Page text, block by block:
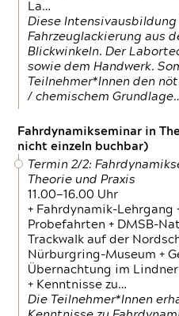
La…
Diese
Fahrzeuglackierung aus
Blickwinkeln. Der
sowie dem Handwerk.
Teilnehmer*Innen den
/ chemischem
Fahrdynamikseminar in
nicht einzeln buchbar)
Termin 2/2:
Theorie und Praxis
11.00—16.00 Uhr
+ Fahrdynamik-Lehrgang
Probefahrten + DMSB-
Trackwalk auf der
Nürburgring-Museum +
Übernachtung im
+ Kenntnisse zu…
Die Teilnehmer*Innen